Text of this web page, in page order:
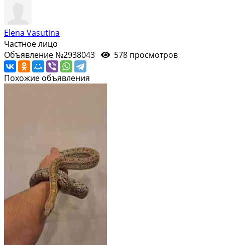
Elena Vasutina
Частное лицо
Объявление №2938043
578 просмотров
Похожие объявления